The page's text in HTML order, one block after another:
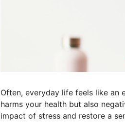
Often, everyday life feels like an
harms your health but also
impact of stress and restore a